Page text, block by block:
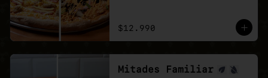
$12.990
Mitades Familiar